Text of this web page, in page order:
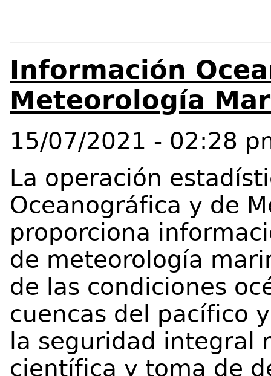
Información
Meteorología
15/07/2021 - 02:28
La operación
Oceanográfica y de
proporciona
de meteorología
de las condiciones
cuencas del pacífico
la seguridad integral
científica y toma de